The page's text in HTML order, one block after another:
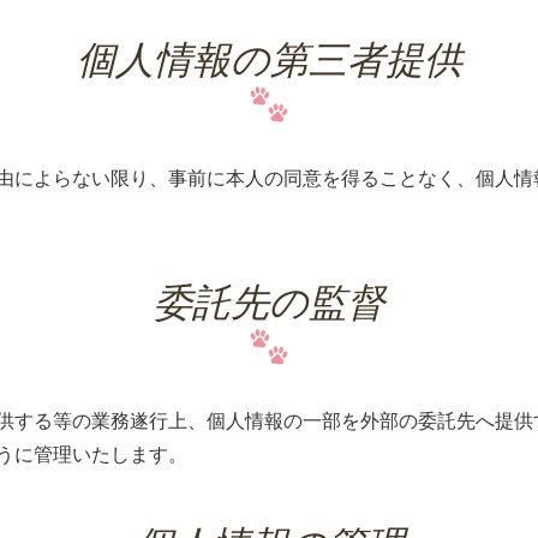
個人情報の第三者提供
によらない限り、事前に本人の同意を得ることなく、個人
委託先の監督
する等の業務遂行上、個人情報の一部を外部の委託先へ提
管理いたします。